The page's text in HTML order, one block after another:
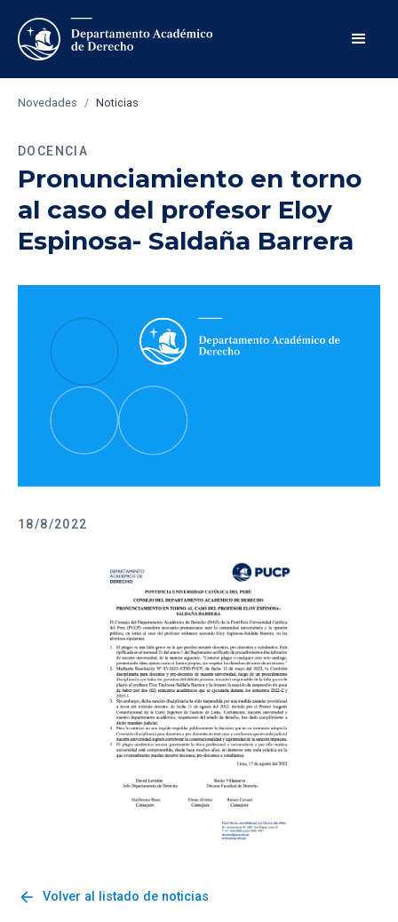
Novedades / Noticias
DOCENCIA
Pronunciamiento en torno
al caso del profesor Eloy
Espinosa- Saldaña Barrera
18/8/2022
arrow_back Volver al listado de noticias